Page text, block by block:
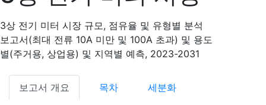
3상 전기 미터 시장 규모, 점유율 및 유형별 분석
보고서(최대 전류 10A 미만 및 100A 초과) 및 용도
별(주거용, 상업용) 및 지역별 예측, 2023-2031
보고서 개요 목차 세분화